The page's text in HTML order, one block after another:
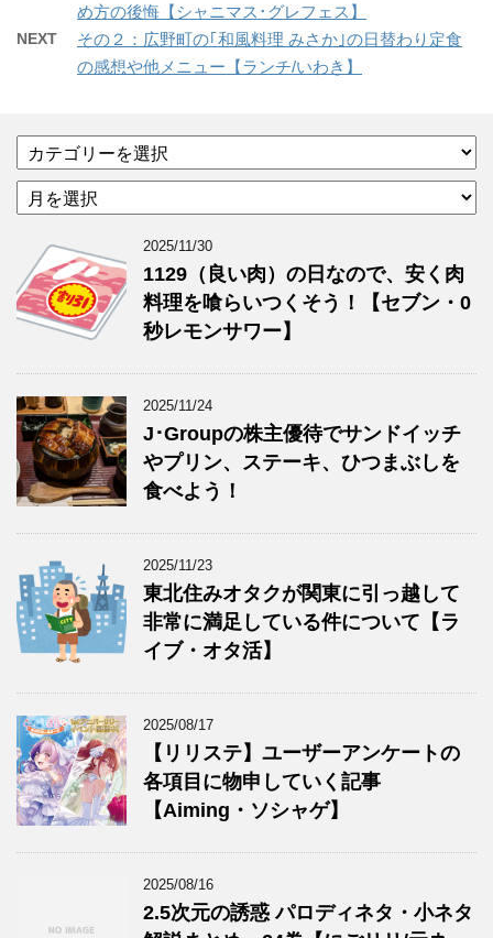
め方の後悔【シャニマス･グレフェス】
NEXT
その２：広野町の｢和風料理 みさか｣の日替わり定食
の感想や他メニュー【ランチ/いわき】
テ
ゴ
リ
ア
ー
ブ
2025/11/30
1129（良い肉）の日なので、安く肉
料理を喰らいつくそう！【セブン・0
秒レモンサワー】
2025/11/24
J･Groupの株主優待でサンドイッチ
やプリン、ステーキ、ひつまぶしを
食べよう！
2025/11/23
東北住みオタクが関東に引っ越して
非常に満足している件について【ラ
イブ・オタ活】
2025/08/17
【リリステ】ユーザーアンケートの
各項目に物申していく記事
【Aiming・ソシャゲ】
2025/08/16
2.5次元の誘惑 パロディネタ・小ネタ